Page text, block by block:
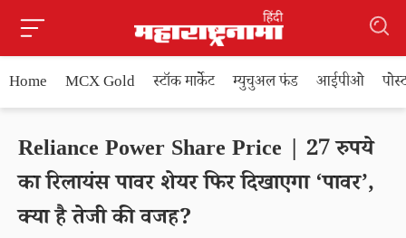
Home MCX Gold स्टॉक मार्केट म्युचुअल फंड आईपीओ
Reliance Power Share Price | 27 रुपये
का रिलायंस पावर शेयर फिर दिखाएगा ‘पावर’,
क्या है तेजी की वजह?